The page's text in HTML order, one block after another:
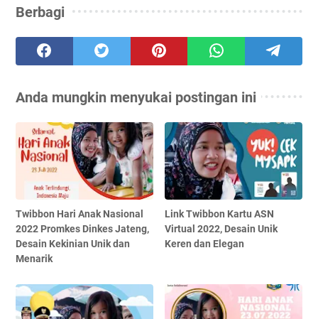
Berbagi
Anda mungkin menyukai postingan ini
Twibbon Hari Anak Nasional
2022 Promkes Dinkes Jateng,
Desain Kekinian Unik dan
Menarik
Link Twibbon Kartu ASN
Virtual 2022, Desain Unik
Keren dan Elegan